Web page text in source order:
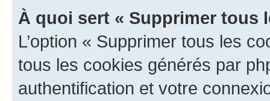
À quoi sert « Supprimer tous
L’option « Supprimer tous les
tous les cookies générés par
authentification et votre